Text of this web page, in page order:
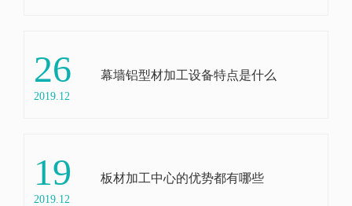
26
2019.12
幕墙铝型材加工设备特点是什么
19
2019.12
板材加工中心的优势都有哪些